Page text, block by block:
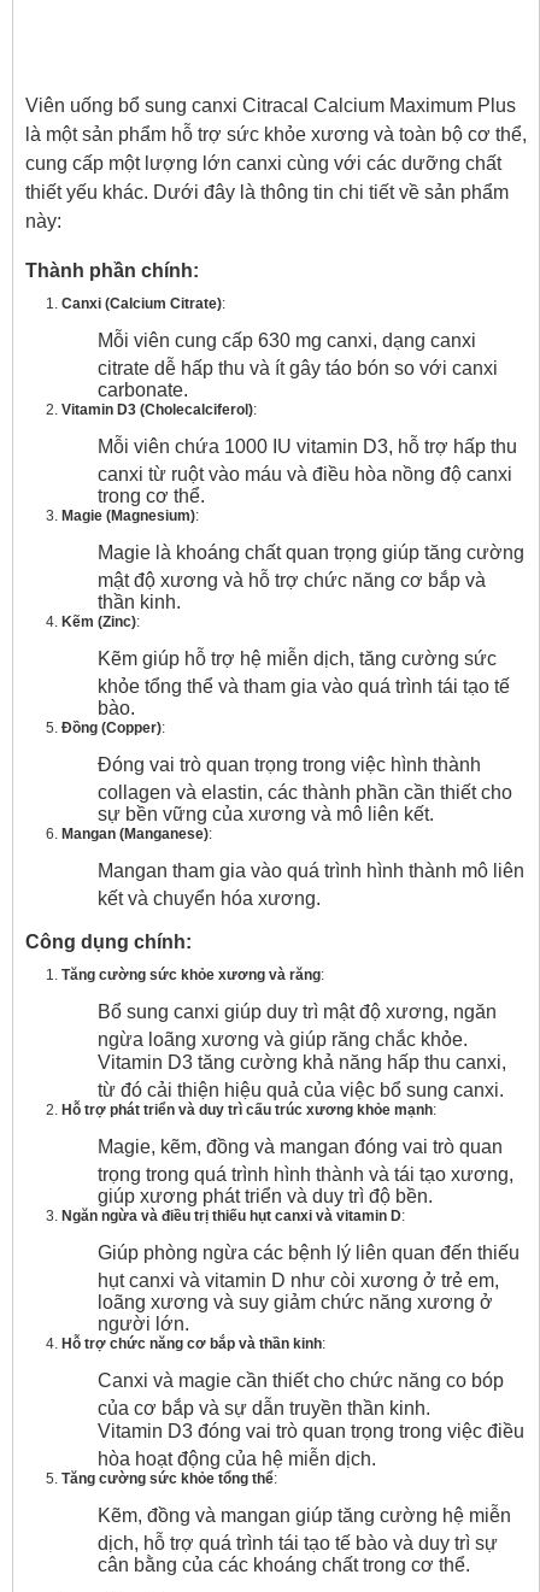
Viên uống bổ sung canxi Citracal Calcium Maximum Plus
là một sản phẩm hỗ trợ sức khỏe xương và toàn bộ cơ thể,
cung cấp một lượng lớn canxi cùng với các dưỡng chất
thiết yếu khác. Dưới đây là thông tin chi tiết về sản phẩm
này:
Thành phần chính:
Canxi (Calcium Citrate):
Mỗi viên cung cấp 630 mg canxi, dạng canxi
citrate dễ hấp thu và ít gây táo bón so với canxi
carbonate.
Vitamin D3 (Cholecalciferol):
Mỗi viên chứa 1000 IU vitamin D3, hỗ trợ hấp thu
canxi từ ruột vào máu và điều hòa nồng độ canxi
trong cơ thể.
Magie (Magnesium):
Magie là khoáng chất quan trọng giúp tăng cường
mật độ xương và hỗ trợ chức năng cơ bắp và
thần kinh.
Kẽm (Zinc):
Kẽm giúp hỗ trợ hệ miễn dịch, tăng cường sức
khỏe tổng thể và tham gia vào quá trình tái tạo tế
bào.
Đồng (Copper):
Đóng vai trò quan trọng trong việc hình thành
collagen và elastin, các thành phần cần thiết cho
sự bền vững của xương và mô liên kết.
Mangan (Manganese):
Mangan tham gia vào quá trình hình thành mô liên
kết và chuyển hóa xương.
Công dụng chính:
Tăng cường sức khỏe xương và răng:
Bổ sung canxi giúp duy trì mật độ xương, ngăn
ngừa loãng xương và giúp răng chắc khỏe.
Vitamin D3 tăng cường khả năng hấp thu canxi,
từ đó cải thiện hiệu quả của việc bổ sung canxi.
Hỗ trợ phát triển và duy trì cấu trúc xương khỏe mạnh:
Magie, kẽm, đồng và mangan đóng vai trò quan
trọng trong quá trình hình thành và tái tạo xương,
giúp xương phát triển và duy trì độ bền.
Ngăn ngừa và điều trị thiếu hụt canxi và vitamin D:
Giúp phòng ngừa các bệnh lý liên quan đến thiếu
hụt canxi và vitamin D như còi xương ở trẻ em,
loãng xương và suy giảm chức năng xương ở
người lớn.
Hỗ trợ chức năng cơ bắp và thần kinh:
Canxi và magie cần thiết cho chức năng co bóp
của cơ bắp và sự dẫn truyền thần kinh.
Vitamin D3 đóng vai trò quan trọng trong việc điều
hòa hoạt động của hệ miễn dịch.
Tăng cường sức khỏe tổng thể:
Kẽm, đồng và mangan giúp tăng cường hệ miễn
dịch, hỗ trợ quá trình tái tạo tế bào và duy trì sự
cân bằng của các khoáng chất trong cơ thể.